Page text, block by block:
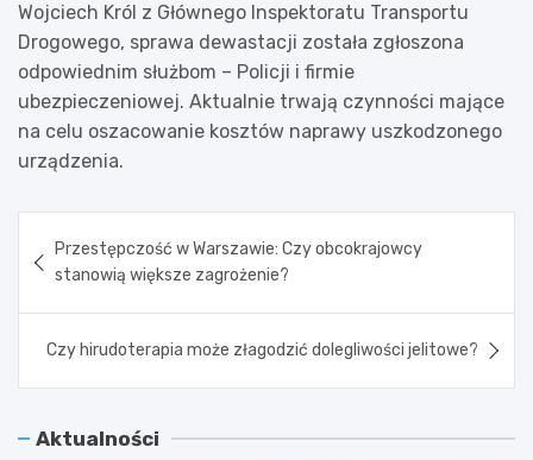
Wojciech Król z Głównego Inspektoratu Transportu
Drogowego, sprawa dewastacji została zgłoszona
odpowiednim służbom – Policji i firmie
ubezpieczeniowej. Aktualnie trwają czynności mające
na celu oszacowanie kosztów naprawy uszkodzonego
urządzenia.
wpisu
Przestępczość w Warszawie: Czy obcokrajowcy
stanowią większe zagrożenie?
Czy hirudoterapia może złagodzić dolegliwości jelitowe?
Aktualności